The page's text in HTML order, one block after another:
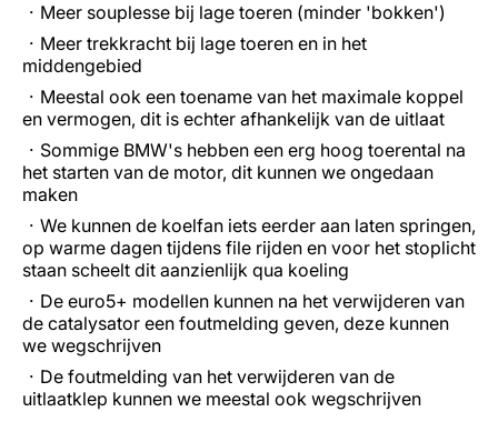
Meer souplesse bij lage toeren (minder 'bokken')
Meer trekkracht bij lage toeren en in het
middengebied
Meestal ook een toename van het maximale koppel
en vermogen, dit is echter afhankelijk van de uitlaat
Sommige BMW's hebben een erg hoog toerental na
het starten van de motor, dit kunnen we ongedaan
maken
We kunnen de koelfan iets eerder aan laten springen,
op warme dagen tijdens file rijden en voor het stoplicht
staan scheelt dit aanzienlijk qua koeling
De euro5+ modellen kunnen na het verwijderen van
de catalysator een foutmelding geven, deze kunnen
we wegschrijven
De foutmelding van het verwijderen van de
uitlaatklep kunnen we meestal ook wegschrijven